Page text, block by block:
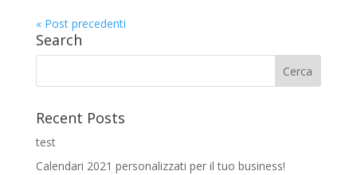
« Post precedenti
Search
Recent Posts
test
Calendari 2021 personalizzati per il tuo business!